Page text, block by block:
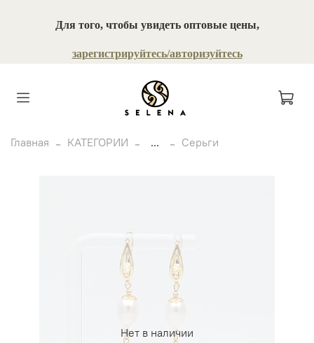
Для того, чтобы увидеть оптовые цены,
зарегистрируйтесь/авторизуйтесь
Главная КАТЕГОРИИ ... Серьги
Нет в наличии